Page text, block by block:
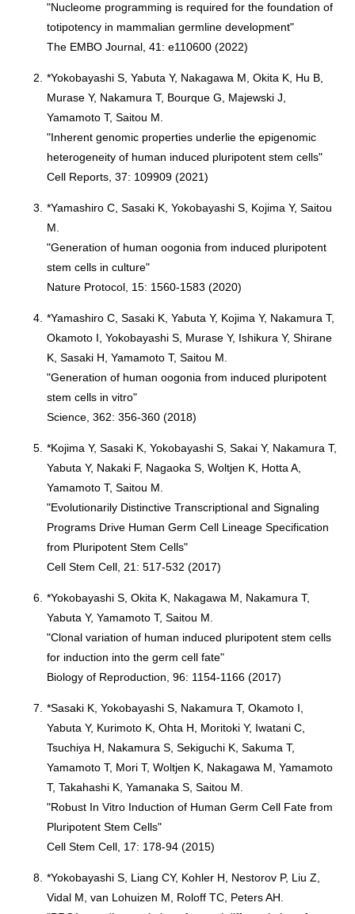
"Nucleome programming is required for the foundation of
totipotency in mammalian germline development"
The EMBO Journal, 41: e110600 (2022)
2.
*Yokobayashi S, Yabuta Y, Nakagawa M, Okita K, Hu B,
Murase Y, Nakamura T, Bourque G, Majewski J,
Yamamoto T, Saitou M.
"Inherent genomic properties underlie the epigenomic
heterogeneity of human induced pluripotent stem cells"
Cell Reports, 37: 109909 (2021)
3.
*Yamashiro C, Sasaki K, Yokobayashi S, Kojima Y, Saitou
M.
"Generation of human oogonia from induced pluripotent
stem cells in culture"
Nature Protocol, 15: 1560-1583 (2020)
4. *Yamashiro C, Sasaki K, Yabuta Y, Kojima Y, Nakamura T,
Okamoto I, Yokobayashi S, Murase Y, Ishikura Y, Shirane
K, Sasaki H, Yamamoto T, Saitou M.
"Generation of human oogonia from induced pluripotent
stem cells in vitro"
Science, 362: 356-360 (2018)
5. *Kojima Y, Sasaki K, Yokobayashi S, Sakai Y, Nakamura T,
Yabuta Y, Nakaki F, Nagaoka S, Woltjen K, Hotta A,
Yamamoto T, Saitou M.
"Evolutionarily Distinctive Transcriptional and Signaling
Programs Drive Human Germ Cell Lineage Specification
from Pluripotent Stem Cells"
Cell Stem Cell, 21: 517-532 (2017)
6. *Yokobayashi S, Okita K, Nakagawa M, Nakamura T,
Yabuta Y, Yamamoto T, Saitou M.
"Clonal variation of human induced pluripotent stem cells
for induction into the germ cell fate"
Biology of Reproduction, 96: 1154-1166 (2017)
7.
*Sasaki K, Yokobayashi S, Nakamura T, Okamoto I,
Yabuta Y, Kurimoto K, Ohta H, Moritoki Y, Iwatani C,
Tsuchiya H, Nakamura S, Sekiguchi K, Sakuma T,
Yamamoto T, Mori T, Woltjen K, Nakagawa M, Yamamoto
T, Takahashi K, Yamanaka S, Saitou M.
"Robust In Vitro Induction of Human Germ Cell Fate from
Pluripotent Stem Cells"
Cell Stem Cell, 17: 178-94 (2015)
8. *Yokobayashi S, Liang CY, Kohler H, Nestorov P, Liu Z,
Vidal M, van Lohuizen M, Roloff TC, Peters AH.